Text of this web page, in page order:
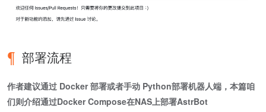
部署流程
作者建议通过 Docker 部署或者手动 Python部署机器人端，本篇咱
们则介绍通过Docker Compose在NAS上部署AstrBot